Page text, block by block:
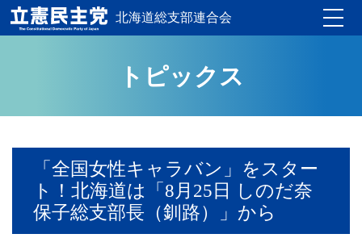
北海道総支部連合会
トピックス
「全国女性キャラバン」をスター
ト！北海道は「8月25日 しのだ奈
保子総支部長（釧路）」から